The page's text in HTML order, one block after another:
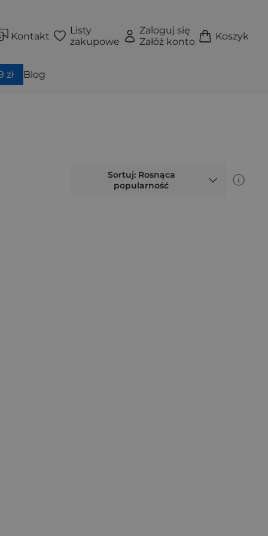
Kontakt
Listy
zakupowe
Zaloguj się
Załóż konto
Koszyk
zł Blog
Sortuj: Rosnąca
popularność